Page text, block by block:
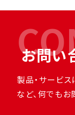
お問い
製品・サービ
など、何でもお